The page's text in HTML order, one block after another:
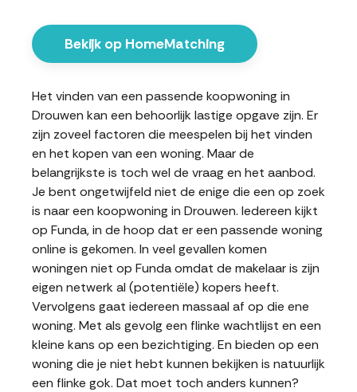
Bekijk op HomeMatching
Het vinden van een passende koopwoning in
Drouwen kan een behoorlijk lastige opgave zijn. Er
zijn zoveel factoren die meespelen bij het vinden
en het kopen van een woning. Maar de
belangrijkste is toch wel de vraag en het aanbod.
Je bent ongetwijfeld niet de enige die een op zoek
is naar een koopwoning in Drouwen. Iedereen kijkt
op Funda, in de hoop dat er een passende woning
online is gekomen. In veel gevallen komen
woningen niet op Funda omdat de makelaar is zijn
eigen netwerk al (potentiële) kopers heeft.
Vervolgens gaat iedereen massaal af op die ene
woning. Met als gevolg een flinke wachtlijst en een
kleine kans op een bezichtiging. En bieden op een
woning die je niet hebt kunnen bekijken is natuurlijk
een flinke gok. Dat moet toch anders kunnen?